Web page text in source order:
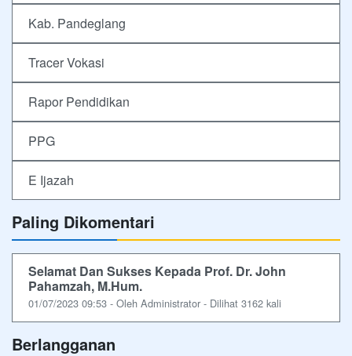
Kab. Pandeglang
Tracer Vokasi
Rapor Pendidikan
PPG
E Ijazah
Paling Dikomentari
Selamat Dan Sukses Kepada Prof. Dr. John
Pahamzah, M.Hum.
01/07/2023 09:53 - Oleh Administrator - Dilihat 3162 kali
Berlangganan